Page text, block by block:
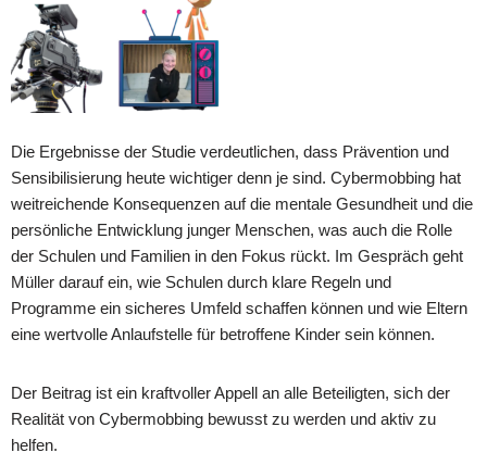
Die Ergebnisse der Studie verdeutlichen, dass Prävention und
Sensibilisierung heute wichtiger denn je sind. Cybermobbing hat
weitreichende Konsequenzen auf die mentale Gesundheit und die
persönliche Entwicklung junger Menschen, was auch die Rolle
der Schulen und Familien in den Fokus rückt. Im Gespräch geht
Müller darauf ein, wie Schulen durch klare Regeln und
Programme ein sicheres Umfeld schaffen können und wie Eltern
eine wertvolle Anlaufstelle für betroffene Kinder sein können.
Der Beitrag ist ein kraftvoller Appell an alle Beteiligten, sich der
Realität von Cybermobbing bewusst zu werden und aktiv zu
helfen.